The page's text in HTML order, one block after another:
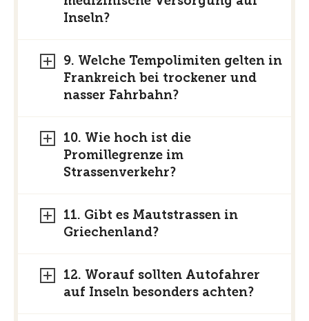
Inseln?
9. Welche Tempolimiten gelten in
Frankreich bei trockener und
nasser Fahrbahn?
10. Wie hoch ist die
Promillegrenze im
Strassenverkehr?
11. Gibt es Mautstrassen in
Griechenland?
12. Worauf sollten Autofahrer
auf Inseln besonders achten?